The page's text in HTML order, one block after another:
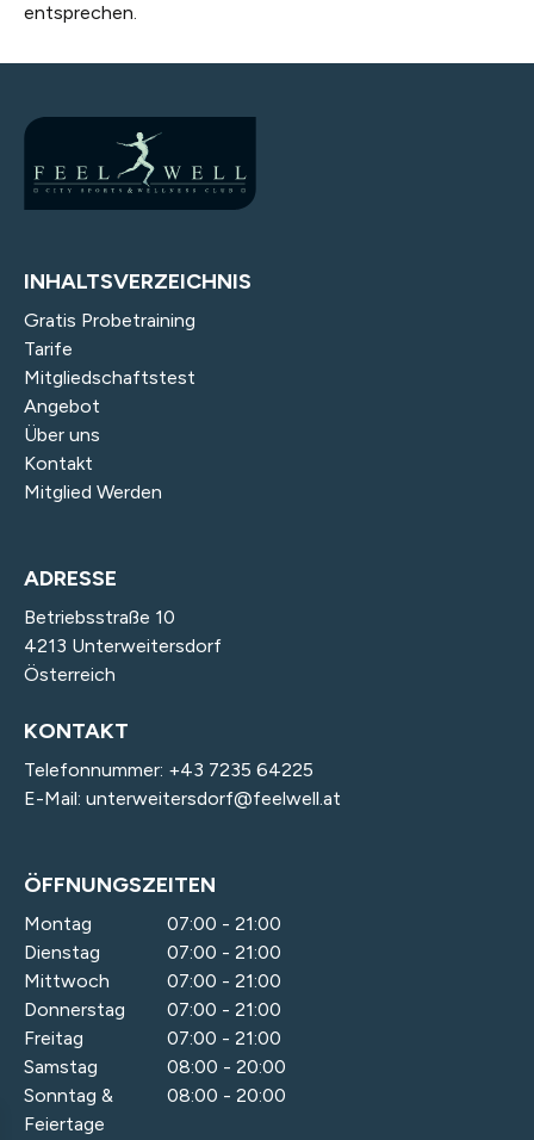
entsprechen.
INHALTSVERZEICHNIS
Gratis Probetraining
Tarife
Mitgliedschaftstest
Angebot
Über uns
Kontakt
Mitglied Werden
ADRESSE
Betriebsstraße 10
4213 Unterweitersdorf
Österreich
KONTAKT
Telefonnummer: +43 7235 64225
E-Mail: unterweitersdorf@feelwell.at
ÖFFNUNGSZEITEN
Montag
07:00 - 21:00
Dienstag
07:00 - 21:00
Mittwoch
07:00 - 21:00
Donnerstag
07:00 - 21:00
Freitag
07:00 - 21:00
Samstag
08:00 - 20:00
Sonntag &
Feiertage
08:00 - 20:00